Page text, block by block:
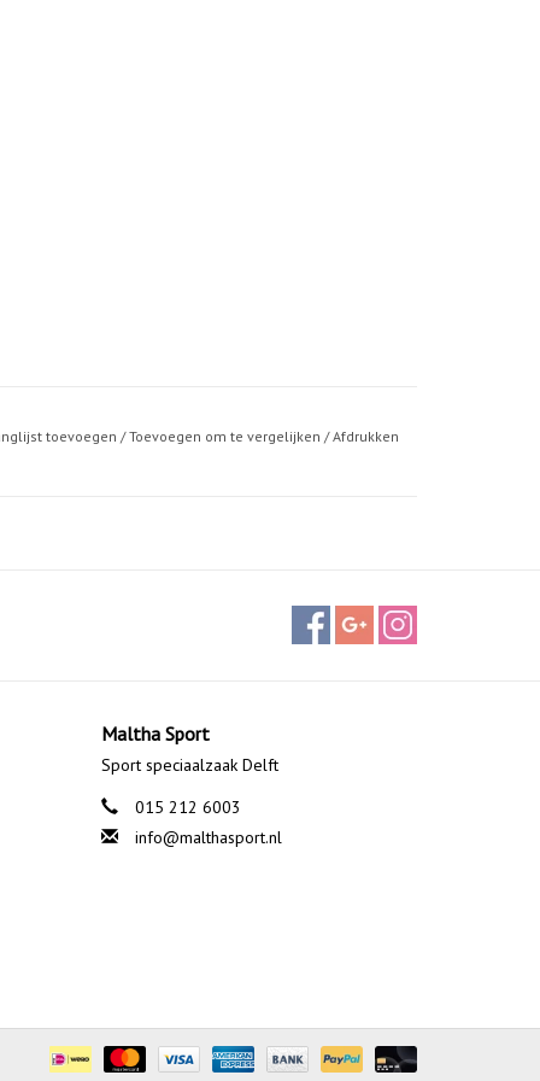
toevoegen /Toevoegen om te vergelijken /Afdrukken
Maltha Sport
Sport speciaalzaak Delft
015 212 6003
info@malthasport.nl